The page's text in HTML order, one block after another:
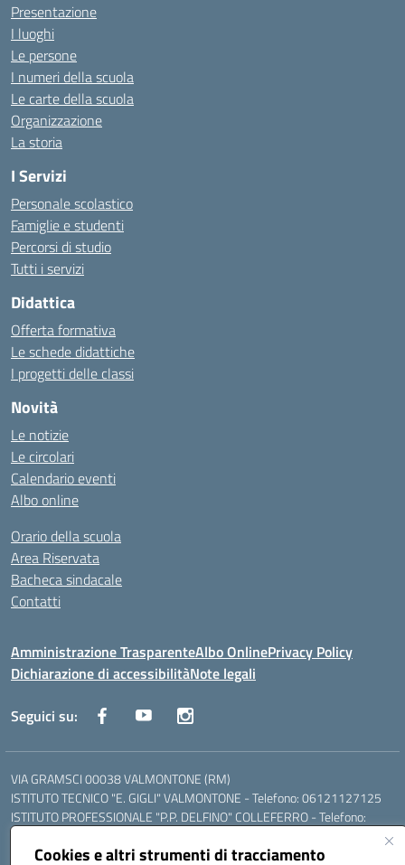
Cookies e altri strumenti di tracciamento
Presentazione
I luoghi
Le persone
I numeri della scuola
Le carte della scuola
Organizzazione
La storia
I Servizi
Personale scolastico
Famiglie e studenti
Percorsi di studio
Tutti i servizi
Didattica
Offerta formativa
Le schede didattiche
I progetti delle classi
Novità
Le notizie
Le circolari
Calendario eventi
Albo online
Orario della scuola
Area Riservata
Bacheca sindacale
Contatti
Amministrazione TrasparenteAlbo OnlinePrivacy Policy
Dichiarazione di accessibilitàNote legali
Seguici su:
VIA GRAMSCI 00038 VALMONTONE (RM)
ISTITUTO TECNICO "E. GIGLI" VALMONTONE - Telefono: 06121127125
ISTITUTO PROFESSIONALE "P.P. DELFINO" COLLEFERRO - Telefono:
06121126825
LICEO DELLE SCIENZE UMANE "P.L. NERVI" SEGNI - Telefono: